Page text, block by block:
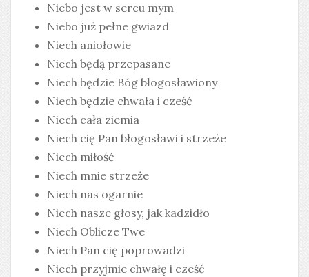
Niebo jest w sercu mym
Niebo już pełne gwiazd
Niech aniołowie
Niech będą przepasane
Niech będzie Bóg błogosławiony
Niech będzie chwała i cześć
Niech cała ziemia
Niech cię Pan błogosławi i strzeże
Niech miłość
Niech mnie strzeże
Niech nas ogarnie
Niech nasze głosy, jak kadzidło
Niech Oblicze Twe
Niech Pan cię poprowadzi
Niech przyjmie chwałę i cześć